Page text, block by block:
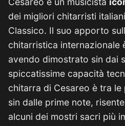
dei migliori chitarristi
Classico. Il suo apporto
chitarristica internazionale
avendo dimostrato sin dai
spiccatissime capacità
chitarra di Cesareo è tra le
sin dalle prime note,
alcuni dei mostri sacri più